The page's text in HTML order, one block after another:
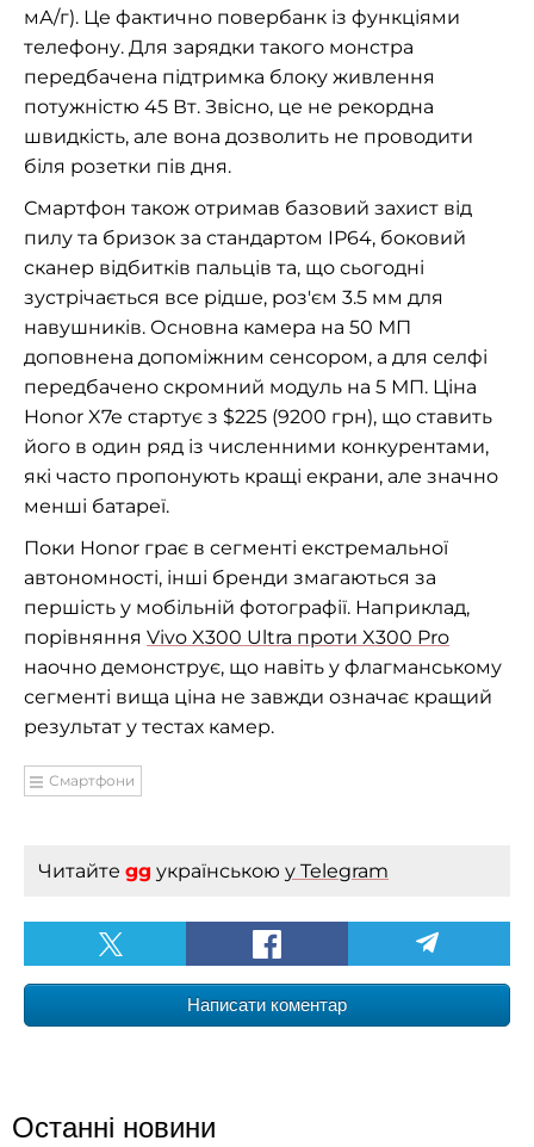
мА/г). Це фактично повербанк із функціями
телефону. Для зарядки такого монстра
передбачена підтримка блоку живлення
потужністю 45 Вт. Звісно, це не рекордна
швидкість, але вона дозволить не проводити
біля розетки пів дня.
Смартфон також отримав базовий захист від
пилу та бризок за стандартом IP64, боковий
сканер відбитків пальців та, що сьогодні
зустрічається все рідше, роз'єм 3.5 мм для
навушників. Основна камера на 50 МП
доповнена допоміжним сенсором, а для селфі
передбачено скромний модуль на 5 МП. Ціна
Honor X7e стартує з $225 (9200 грн), що ставить
його в один ряд із численними конкурентами,
які часто пропонують кращі екрани, але значно
менші батареї.
Поки Honor грає в сегменті екстремальної
автономності, інші бренди змагаються за
першість у мобільній фотографії. Наприклад,
порівняння Vivo X300 Ultra проти X300 Pro
наочно демонструє, що навіть у флагманському
сегменті вища ціна не завжди означає кращий
результат у тестах камер.
Смартфони
Читайте gg українською у Telegram
Написати коментар
Останні новини